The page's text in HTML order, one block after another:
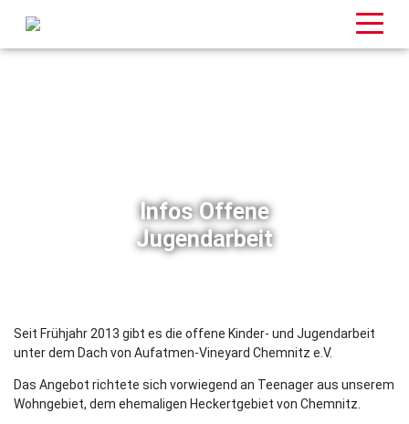
Infos Offene
Jugendarbeit
Seit Frühjahr 2013 gibt es die offene Kinder- und Jugendarbeit
unter dem Dach von Aufatmen-Vineyard Chemnitz e.V.
Das Angebot richtete sich vorwiegend an Teenager aus unserem
Wohngebiet, dem ehemaligen Heckertgebiet von Chemnitz.